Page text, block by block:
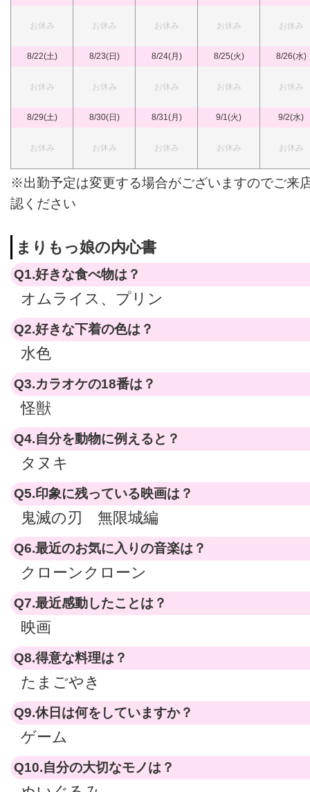
お休み お休み お休み お休み お休み
8/22(土) 8/23(日) 8/24(月) 8/25(火) 8/26(水)
お休み お休み お休み お休み お休み
8/29(土) 8/30(日) 8/31(月) 9/1(火) 9/2(水)
お休み お休み お休み お休み お休み
※出勤予定は変更する場合がございますのでご来
認ください
まりもっ娘の内心書
Q1.好きな食べ物は？
オムライス、プリン
Q2.好きな下着の色は？
水色
Q3.カラオケの18番は？
怪獣
Q4.自分を動物に例えると？
タヌキ
Q5.印象に残っている映画は？
鬼滅の刃 無限城編
Q6.最近のお気に入りの音楽は？
クローンクローン
Q7.最近感動したことは？
映画
Q8.得意な料理は？
たまごやき
Q9.休日は何をしていますか？
ゲーム
Q10.自分の大切なモノは？